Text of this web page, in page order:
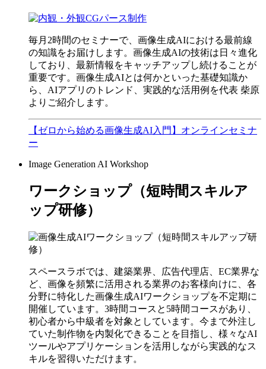
毎月2時間のセミナーで、画像生成AIにおける最前線
の知識をお届けします。画像生成AIの技術は日々進化
しており、最新情報をキャッチアップし続けることが
重要です。画像生成AIとは何かといった基礎知識か
ら、AIアプリのトレンド、実践的な活用例を代表 柴原
よりご紹介します。
【ゼロから始める画像生成AI入門】オンラインセミナ
ー
Image Generation AI Workshop
ワークショップ（短時間スキルア
ップ研修）
スペースラボでは、建築業界、広告代理店、EC業界な
ど、画像を頻繁に活用される業界のお客様向けに、各
分野に特化した画像生成AIワークショップを不定期に
開催しています。3時間コースと5時間コースがあり、
初心者から中級者を対象としています。今まで外注し
ていた制作物を内製化できることを目指し、様々なAI
ツールやアプリケーションを活用しながら実践的なス
キルを習得いただけます。